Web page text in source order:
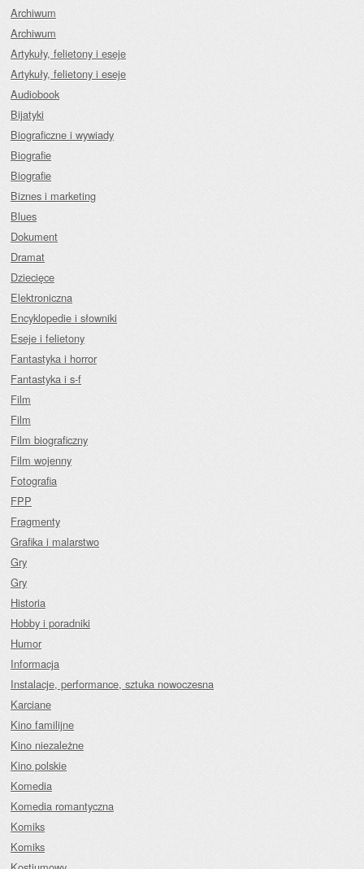
Archiwum
Archiwum
Artykuły, felietony i eseje
Artykuły, felietony i eseje
Audiobook
Bijatyki
Biograficzne i wywiady
Biografie
Biografie
Biznes i marketing
Blues
Dokument
Dramat
Dziecięce
Elektroniczna
Encyklopedie i słowniki
Eseje i felietony
Fantastyka i horror
Fantastyka i s-f
Film
Film
Film biograficzny
Film wojenny
Fotografia
FPP
Fragmenty
Grafika i malarstwo
Gry
Gry
Historia
Hobby i poradniki
Humor
Informacja
Instalacje, performance, sztuka nowoczesna
Karciane
Kino familijne
Kino niezależne
Kino polskie
Komedia
Komedia romantyczna
Komiks
Komiks